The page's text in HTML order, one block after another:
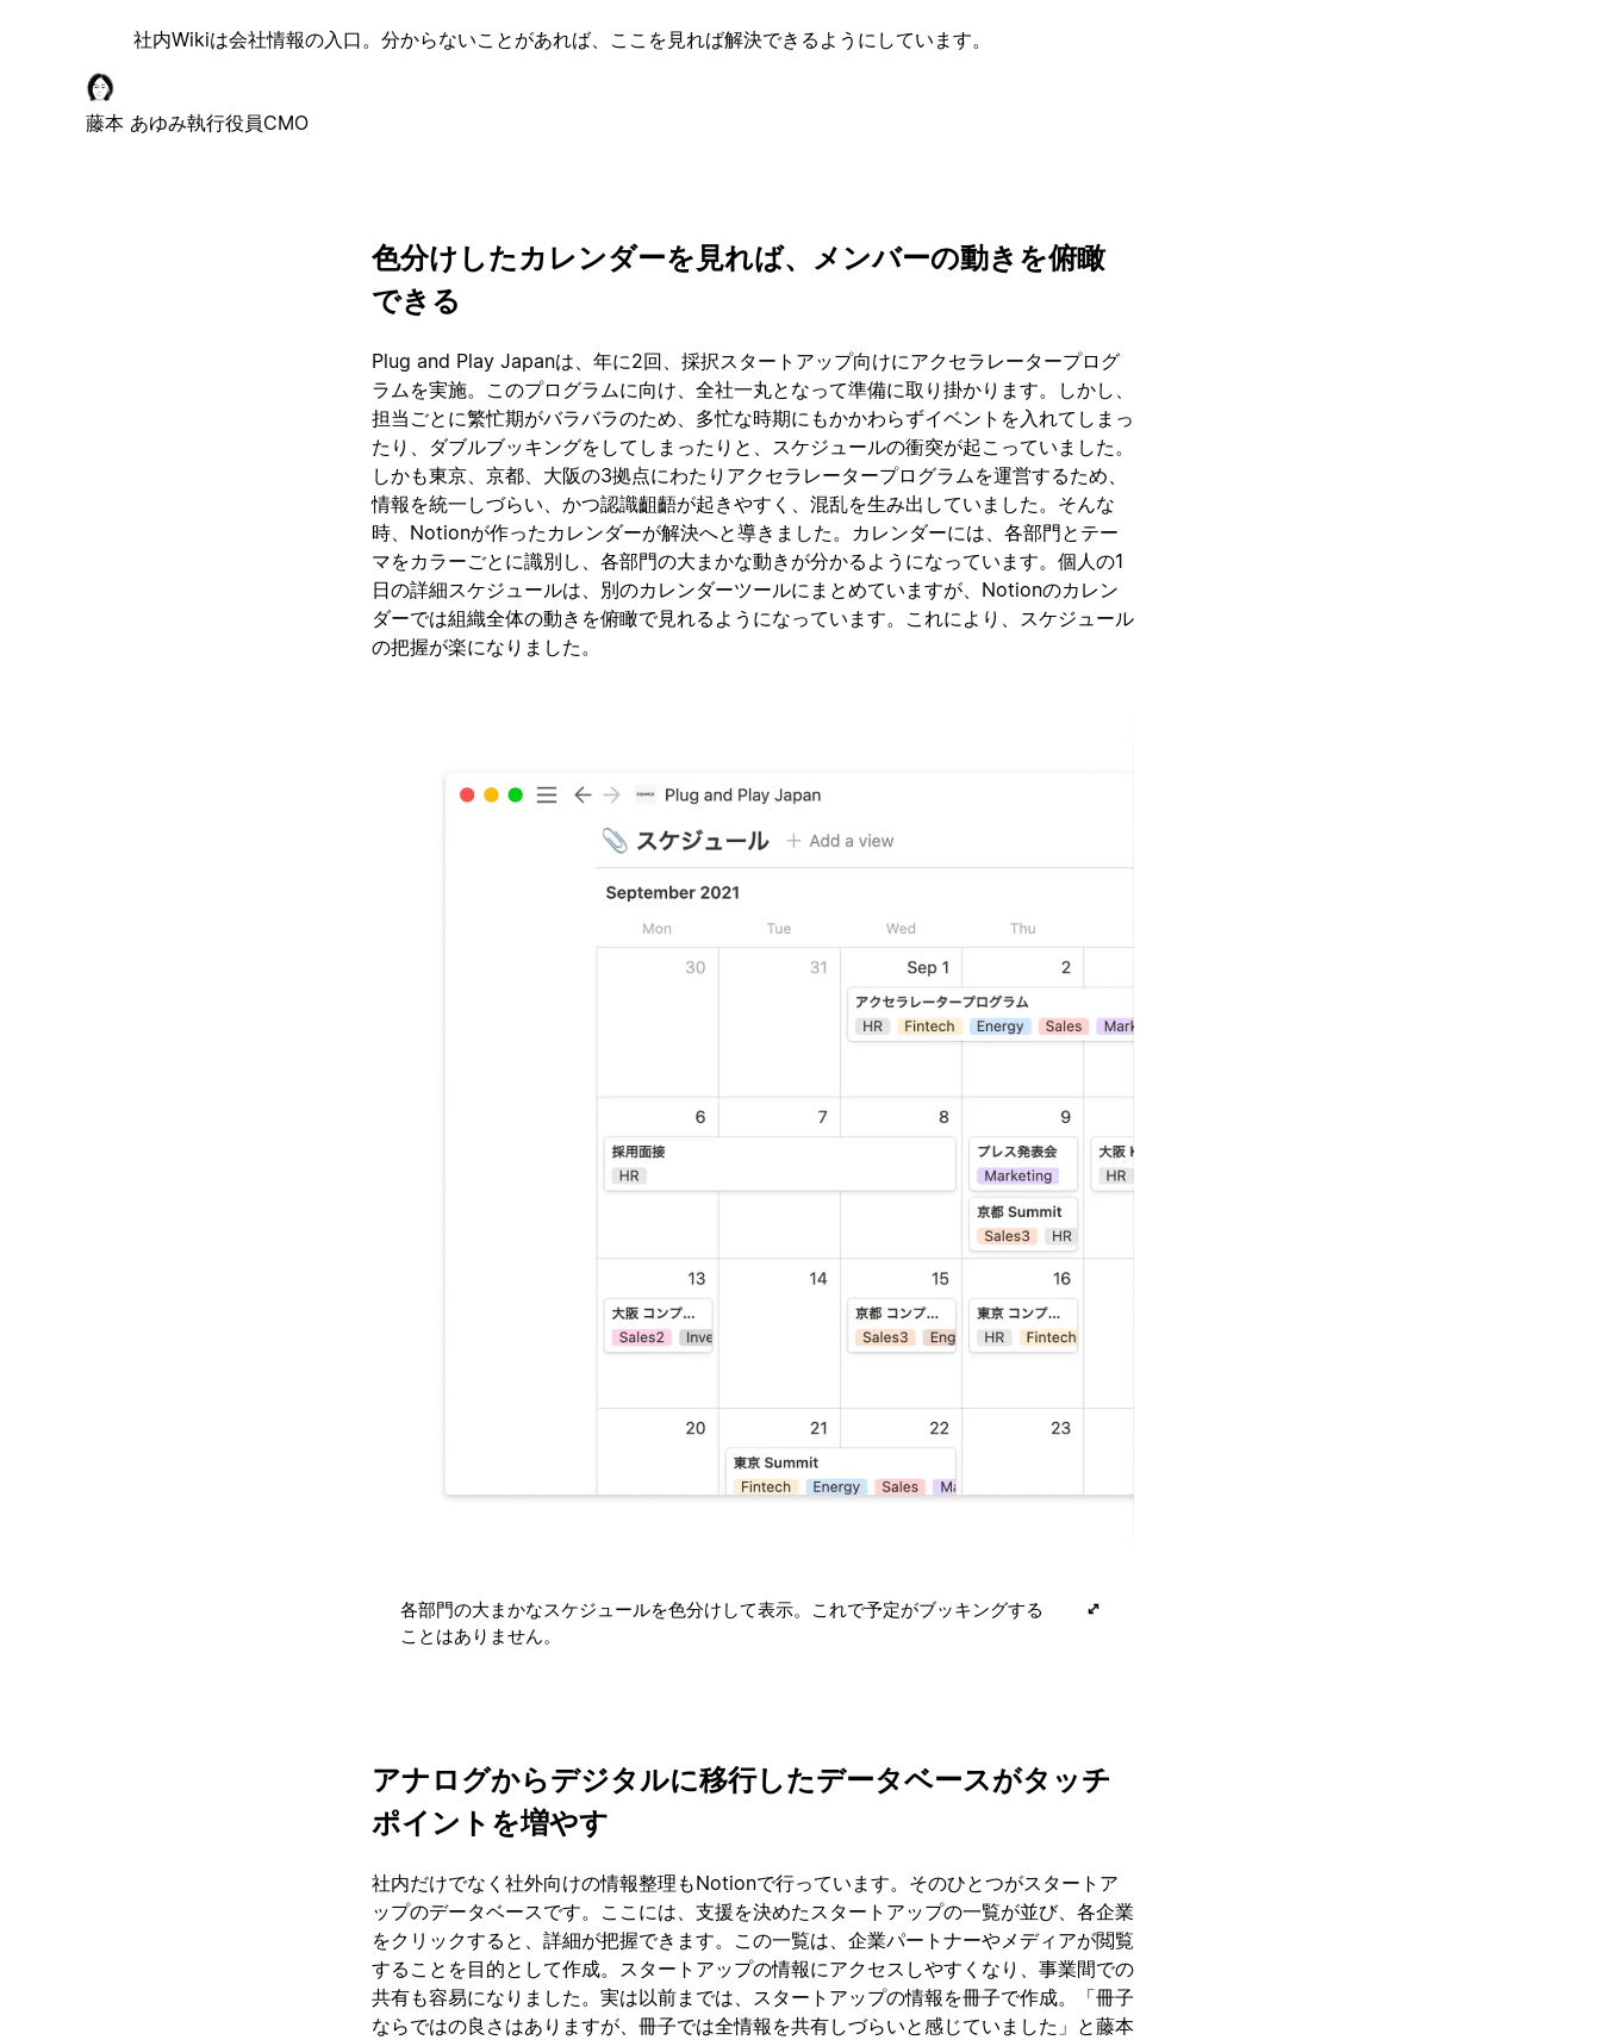
社内Wikiは会社情報の入口。分からないことがあれば、ここを見れば解決できるようにしています。
藤本 あゆみ執行役員CMO
色分けしたカレンダーを見れば、メンバーの動きを俯瞰
できる
Plug and Play Japanは、年に2回、採択スタートアップ向けにアクセラレータープログ
ラムを実施。このプログラムに向け、全社一丸となって準備に取り掛かります。しかし、
担当ごとに繁忙期がバラバラのため、多忙な時期にもかかわらずイベントを入れてしまっ
たり、ダブルブッキングをしてしまったりと、スケジュールの衝突が起こっていました。
しかも東京、京都、大阪の3拠点にわたりアクセラレータープログラムを運営するため、
情報を統一しづらい、かつ認識齟齬が起きやすく、混乱を生み出していました。そんな
時、Notionが作ったカレンダーが解決へと導きました。カレンダーには、各部門とテー
マをカラーごとに識別し、各部門の大まかな動きが分かるようになっています。個人の1
日の詳細スケジュールは、別のカレンダーツールにまとめていますが、Notionのカレン
ダーでは組織全体の動きを俯瞰で見れるようになっています。これにより、スケジュール
の把握が楽になりました。
各部門の大まかなスケジュールを色分けして表示。これで予定がブッキングする
ことはありません。
アナログからデジタルに移行したデータベースがタッチ
ポイントを増やす
社内だけでなく社外向けの情報整理もNotionで行っています。そのひとつがスタートア
ップのデータベースです。ここには、支援を決めたスタートアップの一覧が並び、各企業
をクリックすると、詳細が把握できます。この一覧は、企業パートナーやメディアが閲覧
することを目的として作成。スタートアップの情報にアクセスしやすくなり、事業間での
共有も容易になりました。実は以前までは、スタートアップの情報を冊子で作成。「冊子
ならではの良さはありますが、冊子では全情報を共有しづらいと感じていました」と藤本